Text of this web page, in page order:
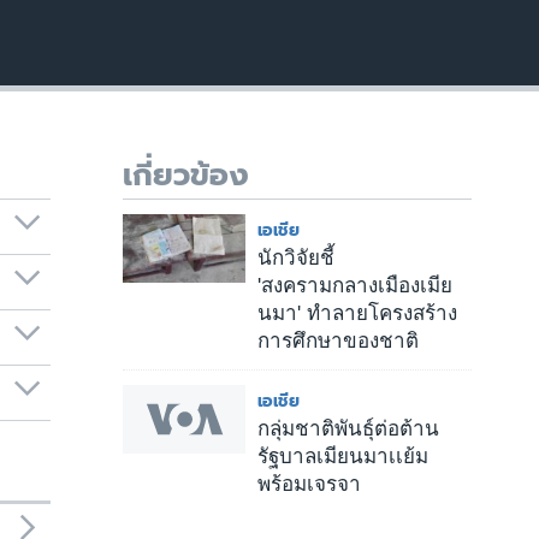
เกี่ยวข้อง
เอเชีย
นักวิจัยชี้
'สงครามกลางเมืองเมีย
นมา' ทำลายโครงสร้าง
การศึกษาของชาติ
เอเชีย
กลุ่มชาติพันธุ์ต่อต้าน
รัฐบาลเมียนมาเเย้ม
พร้อมเจรจา